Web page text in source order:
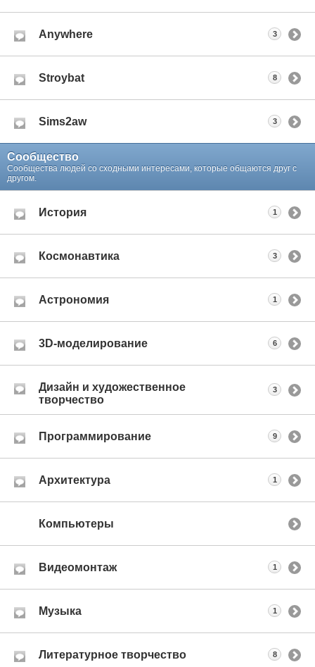
Anywhere 3
Stroybat 8
Sims2aw 3
Сообщество
Сообщества людей со сходными интересами, которые общаются друг с
другом.
История 1
Космонавтика 3
Астрономия 1
3D-моделирование 6
Дизайн и художественное
творчество
3
Программирование 9
Архитектура 1
Компьютеры
Видеомонтаж 1
Музыка 1
Литературное творчество 8